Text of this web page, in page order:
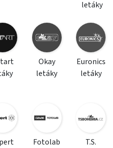
letáky
Okay
letáky
Euronics
letáky
Fotolab
T.S.